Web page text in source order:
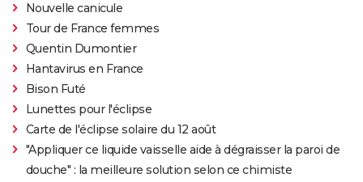
Nouvelle canicule
Tour de France femmes
Quentin Dumontier
Hantavirus en France
Bison Futé
Lunettes pour l'éclipse
Carte de l'éclipse solaire du 12 août
"Appliquer ce liquide vaisselle aide à dégraisser la paroi de
douche" : la meilleure solution selon ce chimiste